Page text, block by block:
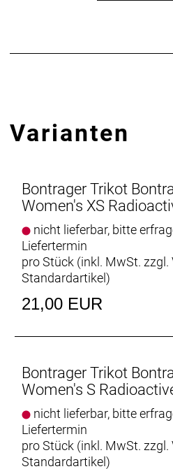
Varianten
Bontrager Trikot
Women's XS
nicht lieferbar, bitte
Liefertermin
pro Stück (inkl. MwSt. zzgl.
Standardartikel)
21,00 EUR
Bontrager Trikot
Women's S
nicht lieferbar, bitte
Liefertermin
pro Stück (inkl. MwSt. zzgl.
Standardartikel)